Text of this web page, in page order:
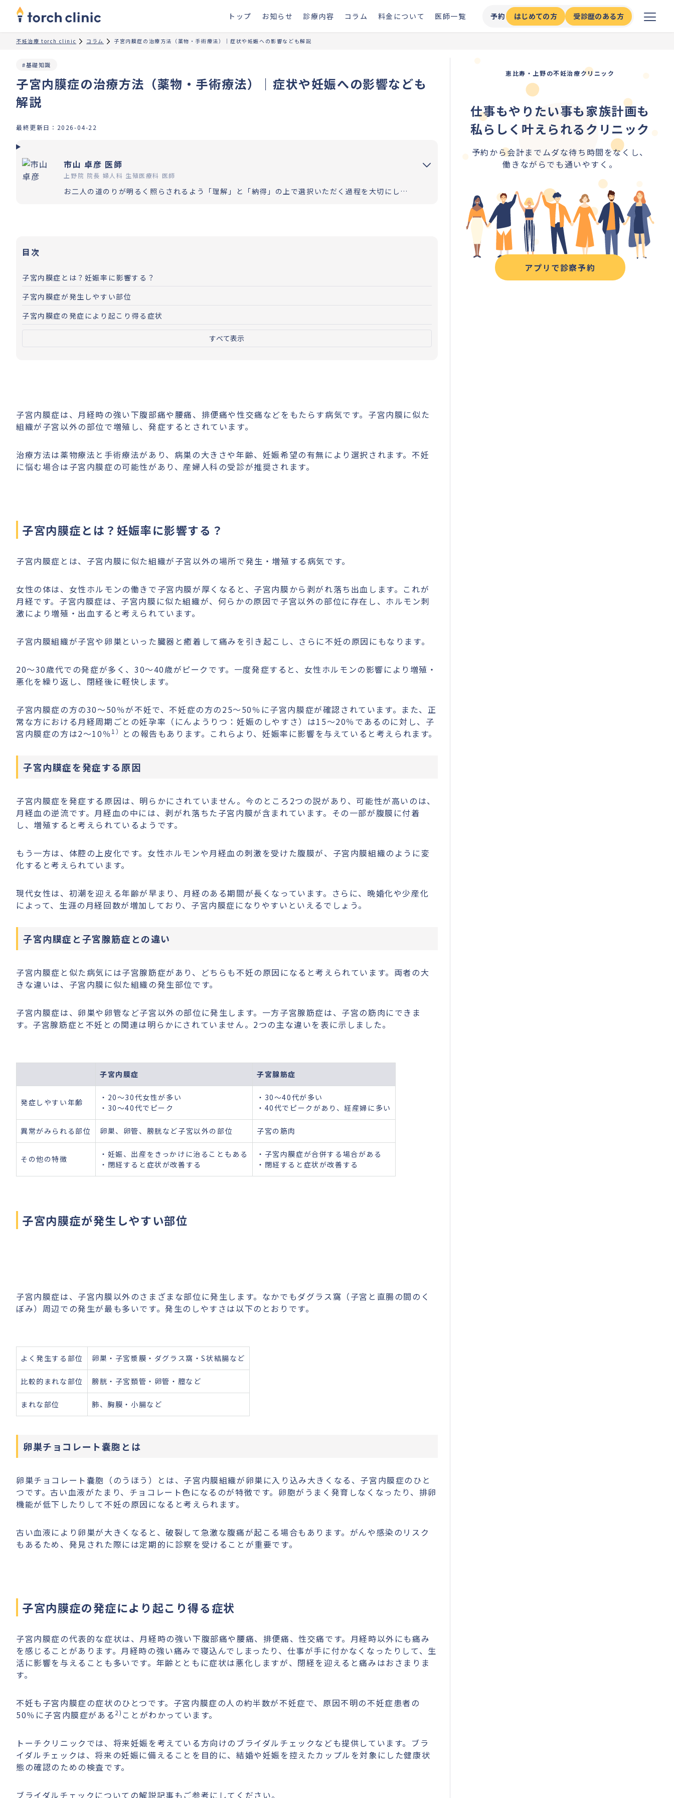
トップ お知らせ 診療内容 コラム 料金について 医師一覧 予約 はじめての方 受診歴のある方
不妊治療 torch clinic コラム 子宮内膜症の治療方法（薬物・手術療法）｜症状や妊娠への影響なども解説
子宮内膜症の治療方法（薬物・手術療法）｜症状や妊娠への影響なども
解説
#基礎知識
最終更新日： 2026-04-22
市山 卓彦 医師
上野院 院長 婦人科 生殖医療科 医師
お二人の道のりが明るく照らされるよう「理解」と「納得」の上で選択いただく過程を大切にしています。エビデンスに基づいた高水準の医療提供により「幸せな家族計画の実現」をお手伝いさせていただきます。
目次
子宮内膜症とは？妊娠率に影響する？
子宮内膜症が発生しやすい部位
子宮内膜症の発症により起こり得る症状
すべて表示
子宮内膜症は、月経時の強い下腹部痛や腰痛、排便痛や性交痛などをもたらす病気です。子宮内膜に似た
組織が子宮以外の部位で増殖し、発症するとされています。
治療方法は薬物療法と手術療法があり、病巣の大きさや年齢、妊娠希望の有無により選択されます。不妊
に悩む場合は子宮内膜症の可能性があり、産婦人科の受診が推奨されます。
子宮内膜症とは？妊娠率に影響する？
子宮内膜症とは、子宮内膜に似た組織が子宮以外の場所で発生・増殖する病気です。
女性の体は、女性ホルモンの働きで子宮内膜が厚くなると、子宮内膜から剥がれ落ち出血します。これが
月経です。子宮内膜症は、子宮内膜に似た組織が、何らかの原因で子宮以外の部位に存在し、ホルモン刺
激により増殖・出血すると考えられています。
子宮内膜組織が子宮や卵巣といった臓器と癒着して痛みを引き起こし、さらに不妊の原因にもなります。
20〜30歳代での発症が多く、30～40歳がピークです。一度発症すると、女性ホルモンの影響により増殖・
悪化を繰り返し、閉経後に軽快します。
子宮内膜症の方の30～50％が不妊で、不妊症の方の25〜50％に子宮内膜症が確認されています。また、正
常な方における月経周期ごとの妊孕率（にんようりつ：妊娠のしやすさ）は15〜20％であるのに対し、子
宮内膜症の方は2〜10％ 1） との報告もあります。これらより、妊娠率に影響を与えていると考えられます。
子宮内膜症を発症する原因
子宮内膜症を発症する原因は、明らかにされていません。今のところ2つの説があり、可能性が高いのは、
月経血の逆流です。月経血の中には、剥がれ落ちた子宮内膜が含まれています。その一部が腹膜に付着
し、増殖すると考えられているようです。
もう一方は、体腔の上皮化です。女性ホルモンや月経血の刺激を受けた腹膜が、子宮内膜組織のように変
化すると考えられています。
現代女性は、初潮を迎える年齢が早まり、月経のある期間が長くなっています。さらに、晩婚化や少産化
によって、生涯の月経回数が増加しており、子宮内膜症になりやすいといえるでしょう。
子宮内膜症と子宮腺筋症との違い
子宮内膜症と似た病気には子宮腺筋症があり、どちらも不妊の原因になると考えられています。両者の大
きな違いは、子宮内膜に似た組織の発生部位です。
子宮内膜症は、卵巣や卵管など子宮以外の部位に発生します。一方子宮腺筋症は、子宮の筋肉にできま
す。子宮腺筋症と不妊との関連は明らかにされていません。2つの主な違いを表に示しました。
子宮内膜症 子宮腺筋症
発症しやすい年齢
・20～30代女性が多い
・30～40代でピーク
・30～40代が多い
・40代でピークがあり、経産婦に多い
異常がみられる部位 卵巣、卵管、膀胱など子宮以外の部位 子宮の筋肉
その他の特徴
・妊娠、出産をきっかけに治ることもある
・閉経すると症状が改善する
・子宮内膜症が合併する場合がある
・閉経すると症状が改善する
子宮内膜症が発生しやすい部位
子宮内膜症は、子宮内膜以外のさまざまな部位に発生します。なかでもダグラス窩（子宮と直腸の間のく
ぼみ）周辺での発生が最も多いです。発生のしやすさは以下のとおりです。
よく発生する部位 卵巣・子宮漿膜・ダグラス窩・S状結腸など
比較的まれな部位 膀胱・子宮頚管・卵管・膣など
まれな部位 肺、胸膜・小腸など
卵巣チョコレート嚢胞とは
卵巣チョコレート嚢胞（のうほう）とは、子宮内膜組織が卵巣に入り込み大きくなる、子宮内膜症のひと
つです。古い血液がたまり、チョコレート色になるのが特徴です。卵胞がうまく発育しなくなったり、排卵
機能が低下したりして不妊の原因になると考えられます。
古い血液により卵巣が大きくなると、破裂して急激な腹痛が起こる場合もあります。がんや感染のリスク
もあるため、発見された際には定期的に診察を受けることが重要です。
子宮内膜症の発症により起こり得る症状
子宮内膜症の代表的な症状は、月経時の強い下腹部痛や腰痛、排便痛、性交痛です。月経時以外にも痛み
を感じることがあります。月経時の強い痛みで寝込んでしまったり、仕事が手に付かなくなったりして、生
活に影響を与えることも多いです。年齢とともに症状は悪化しますが、閉経を迎えると痛みはおさまりま
す。
不妊も子宮内膜症の症状のひとつです。子宮内膜症の人の約半数が不妊症で、原因不明の不妊症患者の
50％に子宮内膜症がある 2) ことがわかっています。
トーチクリニックでは、将来妊娠を考えている方向けのブライダルチェックなども提供しています。ブラ
イダルチェックは、将来の妊娠に備えることを目的に、結婚や妊娠を控えたカップルを対象にした健康状
態の確認のための検査です。
ブライダルチェックについての解説記事もご参考にしてください。
恵比寿・上野の不妊治療クリニック
仕事もやりたい事も家族計画も
私らしく叶えられるクリニック
予約から会計までムダな待ち時間をなくし、
働きながらでも通いやすく。
アプリで診察予約